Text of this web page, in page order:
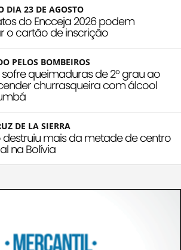
DIA 23 DE AGOSTO
do Encceja 2026 podem
o cartão de inscrição
PELOS BOMBEIROS
queimaduras de 2º grau ao
churrasqueira com álcool
DE LA SIERRA
destruiu mais da metade de centro
na Bolívia